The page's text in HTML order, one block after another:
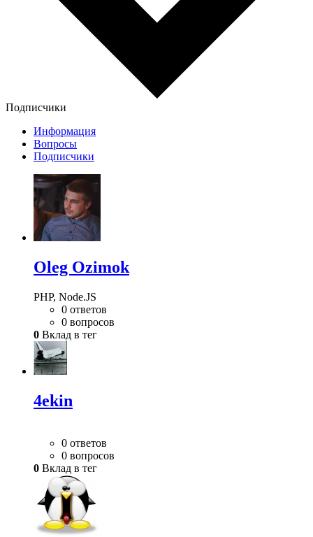
Подписчики
Информация
Вопросы
Подписчики
Oleg Ozimok
PHP, Node.JS
0 ответов
0 вопросов
0 Вклад в тег
4ekin
0 ответов
0 вопросов
0 Вклад в тег